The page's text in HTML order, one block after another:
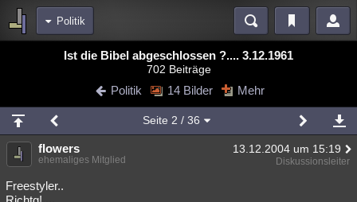
Politik
Blogs Videos
Chat Wiki Neuigkeiten
meine Rubriken
Menschen Mystery Kriminalfälle
Spiritualität
Ist die Bibel abgeschlossen ?.... 3.12.1961
702 Beiträge
Politik 14 Bilder Mehr
Seite 2 / 36
flowers 13.12.2004 um 15:19
ehemaliges Mitglied Diskussionsleiter
Freestyler..